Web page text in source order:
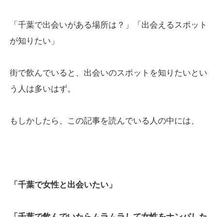
「千葉で出会いがある場所は？」「出会えるスポット
が知りたい」
街で飲んでいると、出会いのスポットを知りたいとい
う人は多いはず。
もしかしたら、この記事を読んでいる人の中には、
「千葉で女性と出会いたい」